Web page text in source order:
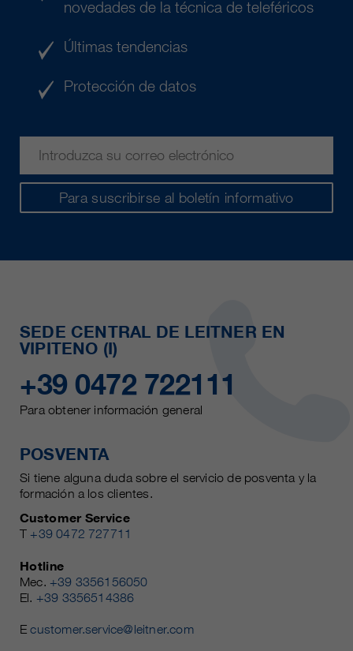
Para suscribirse al boletín informativo
novedades de la técnica de teleféricos
Últimas tendencias
Protección de datos
SEDE CENTRAL DE LEITNER EN
VIPITENO (I)
+39 0472 722111
Para obtener información general
POSVENTA
Si tiene alguna duda sobre el servicio de posventa y la
formación a los clientes.
Customer Service
T +39 0472 727711
Hotline
Mec. +39 3356156050
El. +39 3356514386
Ecustomer.service@leitner.com
clientes/ socios.